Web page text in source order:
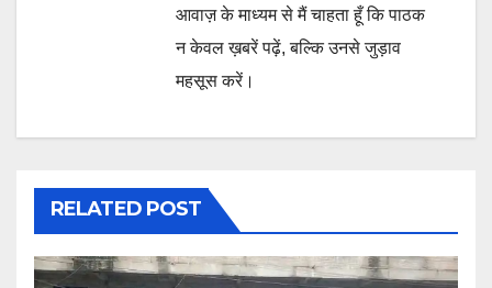
आवाज़ के माध्यम से मैं चाहता हूँ कि पाठक
न केवल ख़बरें पढ़ें, बल्कि उनसे जुड़ाव
महसूस करें।
RELATED POST